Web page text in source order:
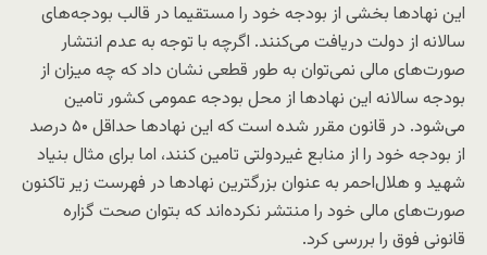
این نهادها بخشی از بودجه خود را مستقیما در قالب بودجه‌های
سالانه از دولت دریافت می‌کنند. اگرچه با توجه به عدم انتشار
صورت‌های مالی نمی‌توان به طور قطعی نشان داد که چه میزان از
بودجه سالانه این نهادها از محل بودجه عمومی کشور تامین
می‌شود. در قانون مقرر شده است که این نهادها حداقل ۵۰ درصد
از بودجه خود را از منابع غیردولتی تامین کنند، اما برای مثال بنیاد
شهید و هلال‌احمر به عنوان بزرگترین نهادها در فهرست زیر تاکنون
صورت‌های مالی خود را منتشر نکرده‌اند که بتوان صحت گزاره
قانونی فوق را بررسی کرد.